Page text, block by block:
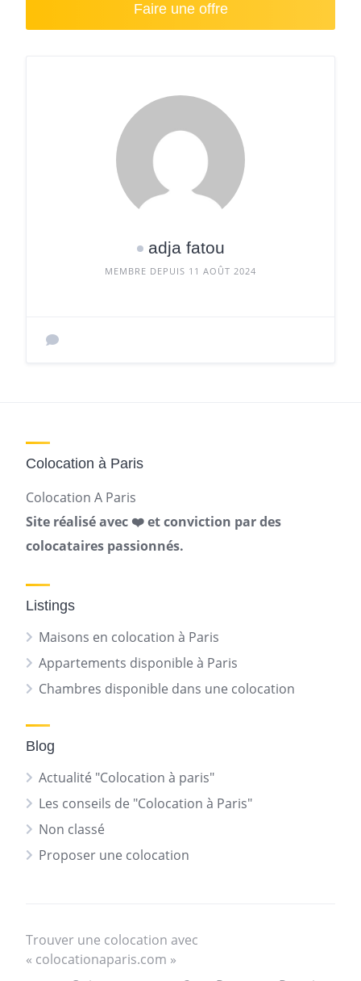
Faire une offre
adja fatou
MEMBRE DEPUIS 11 AOÛT 2024
Colocation à Paris
Colocation A Paris
Site réalisé avec ❤️ et conviction par des
colocataires passionnés.
Listings
Maisons en colocation à Paris
Appartements disponible à Paris
Chambres disponible dans une colocation
Blog
Actualité "Colocation à paris"
Les conseils de "Colocation à Paris"
Non classé
Proposer une colocation
Trouver une colocation avec
« colocationaparis.com »